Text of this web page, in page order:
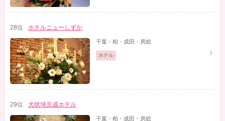
28位 ホテルニューしずか
千葉・柏・成田・房総
ホテル
29位 犬吠埼京成ホテル
千葉・柏・成田・房総